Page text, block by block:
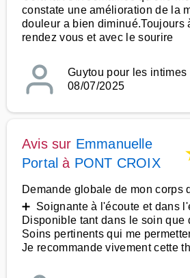
constate une amélioration de la
douleur a bien diminué.Toujours
rendez vous et avec le sourire
Guytou pour les intimes
08/07/2025
Avis sur Emmanuelle
Portal à PONT CROIX
Demande globale de mon corps
➕ Soignante à l'écoute et dans
Disponible tant dans le soin que
Soins pertinents qui me
Je recommande vivement cette